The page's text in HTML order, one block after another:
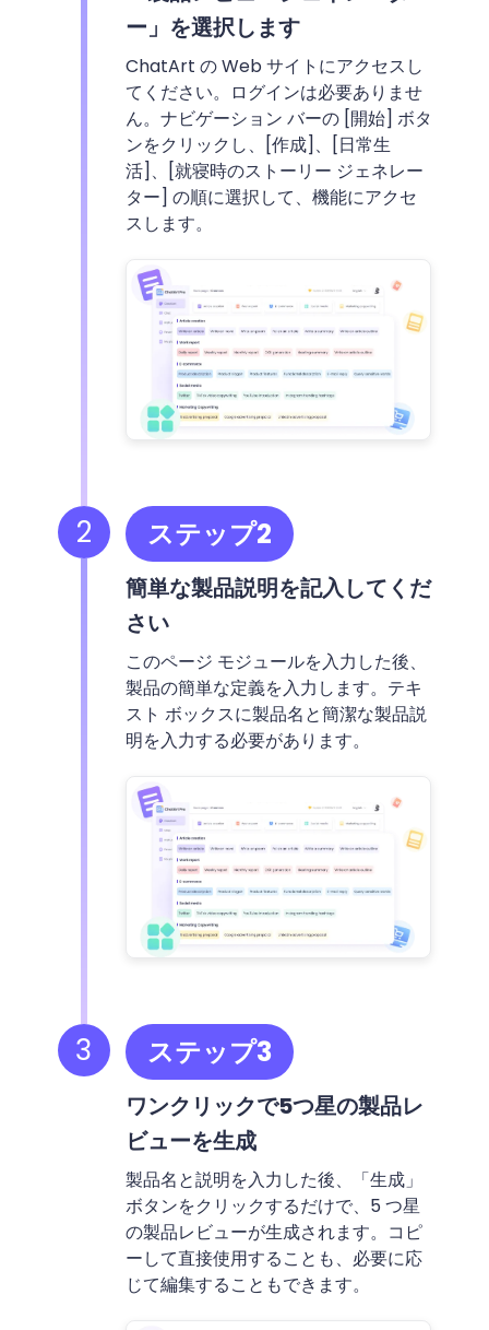
ー」を選択します
ChatArt の Web サイトにアクセスし
てください。ログインは必要ありませ
ん。ナビゲーション バーの [開始] ボタ
ンをクリックし、[作成]、[日常生
活]、[就寝時のストーリー ジェネレー
ター] の順に選択して、機能にアクセ
スします。
ステップ2
簡単な製品説明を記入してくだ
さい
このページ モジュールを入力した後、
製品の簡単な定義を入力します。テキ
スト ボックスに製品名と簡潔な製品説
明を入力する必要があります。
2
3 ステップ3
ワンクリックで5つ星の製品レ
ビューを生成
製品名と説明を入力した後、「生成」
ボタンをクリックするだけで、5 つ星
の製品レビューが生成されます。コピ
ーして直接使用することも、必要に応
じて編集することもできます。